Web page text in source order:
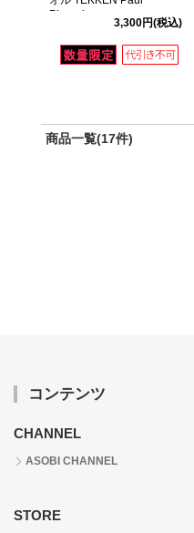
Phoenix
3,300円(税込)
商品一覧(17件)
コンテンツ
CHANNEL
ASOBI CHANNEL
STORE